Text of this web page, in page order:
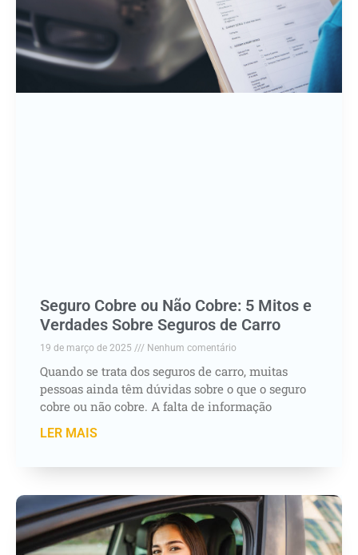
Seguro Cobre ou Não Cobre: 5 Mitos e
Verdades Sobre Seguros de Carro
19 de março de 2025 Nenhum comentário
Quando se trata dos seguros de carro, muitas
pessoas ainda têm dúvidas sobre o que o seguro
cobre ou não cobre. A falta de informação
LER MAIS